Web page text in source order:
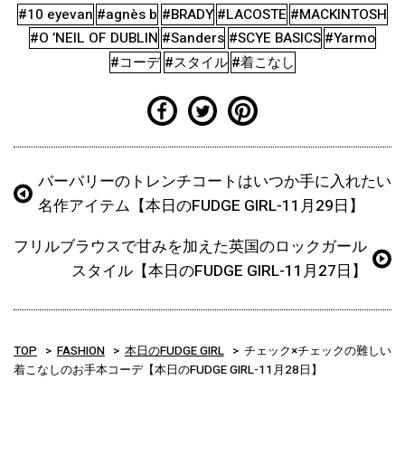
#10 eyevan #agnès b #BRADY #LACOSTE #MACKINTOSH
#O ’NEIL OF DUBLIN #Sanders #SCYE BASICS #Yarmo
#コーデ #スタイル #着こなし
バーバリーのトレンチコートはいつか手に入れたい
名作アイテム【本日のFUDGE GIRL-11月29日】
フリルブラウスで甘みを加えた英国のロックガール
スタイル【本日のFUDGE GIRL-11月27日】
TOP FASHION 本日のFUDGE GIRL
チェック×チェックの難しい
着こなしのお手本コーデ【本日のFUDGE GIRL-11月28日】